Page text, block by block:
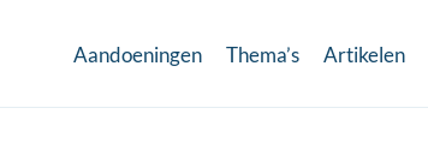
Aandoeningen Thema’s Artikelen